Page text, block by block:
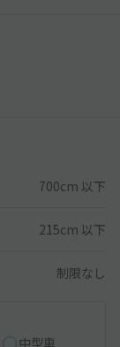
700cm 以下
215cm 以下
制限なし
中型車